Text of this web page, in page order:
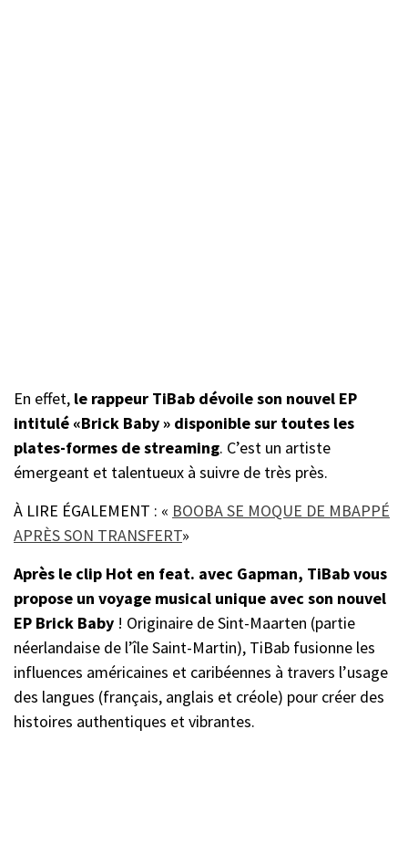
En effet, le rappeur TiBab dévoile son nouvel EP
intitulé «Brick Baby » disponible sur toutes les
plates-formes de streaming. C’est un artiste
émergeant et talentueux à suivre de très près.
À LIRE ÉGALEMENT : « BOOBA SE MOQUE DE MBAPPÉ
APRÈS SON TRANSFERT»
Après le clip Hot en feat. avec Gapman, TiBab vous
propose un voyage musical unique avec son nouvel
EP Brick Baby ! Originaire de Sint-Maarten (partie
néerlandaise de l’île Saint-Martin), TiBab fusionne les
influences américaines et caribéennes à travers l’usage
des langues (français, anglais et créole) pour créer des
histoires authentiques et vibrantes.